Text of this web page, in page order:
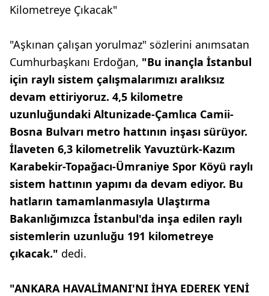
Kilometreye Çıkacak"
"Aşkınan çalışan yorulmaz" sözlerini anımsatan
Cumhurbaşkanı Erdoğan, "Bu inançla İstanbul
için raylı sistem çalışmalarımızı aralıksız
devam ettiriyoruz. 4,5 kilometre
uzunluğundaki Altunizade-Çamlıca Camii-
Bosna Bulvarı metro hattının inşası sürüyor.
İlaveten 6,3 kilometrelik Yavuztürk-Kazım
Karabekir-Topağacı-Ümraniye Spor Köyü raylı
sistem hattının yapımı da devam ediyor. Bu
hatların tamamlanmasıyla Ulaştırma
Bakanlığımızca İstanbul'da inşa edilen raylı
sistemlerin uzunluğu 191 kilometreye
çıkacak." dedi.
"ANKARA HAVALİMANI'NI İHYA EDEREK YENİ